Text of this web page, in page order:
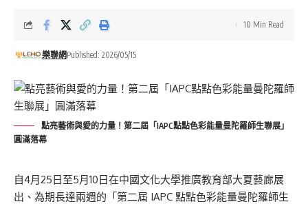
樂聯網Published: 2026/05/15
10 Min Read
點亮藝術與愛的力量！第二屆「IAPC點點色彩能量曼陀羅師生聯展」
圓滿落幕
自4月25日至5月10日在中國文化大學推廣教育部大夏藝廊展
出、為期長達兩週的「第二屆 IAPC 點點色彩能量曼陀羅師生